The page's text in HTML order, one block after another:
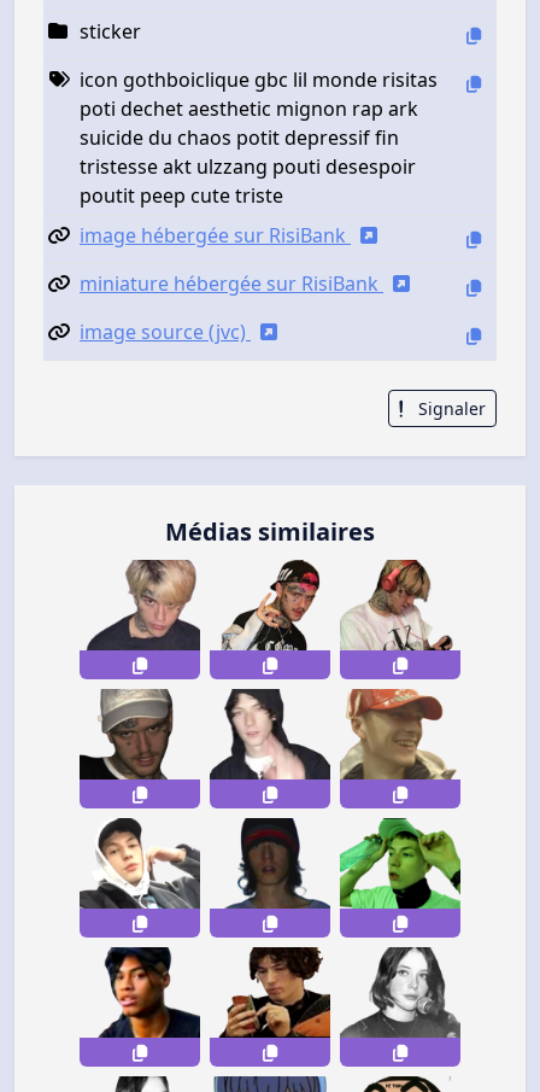
sticker
icon gothboiclique gbc lil monde risitas
poti dechet aesthetic mignon rap ark
suicide du chaos potit depressif fin
tristesse akt ulzzang pouti desespoir
poutit peep cute triste
image hébergée sur RisiBank
miniature hébergée sur RisiBank
image source (jvc)
Signaler
Médias similaires